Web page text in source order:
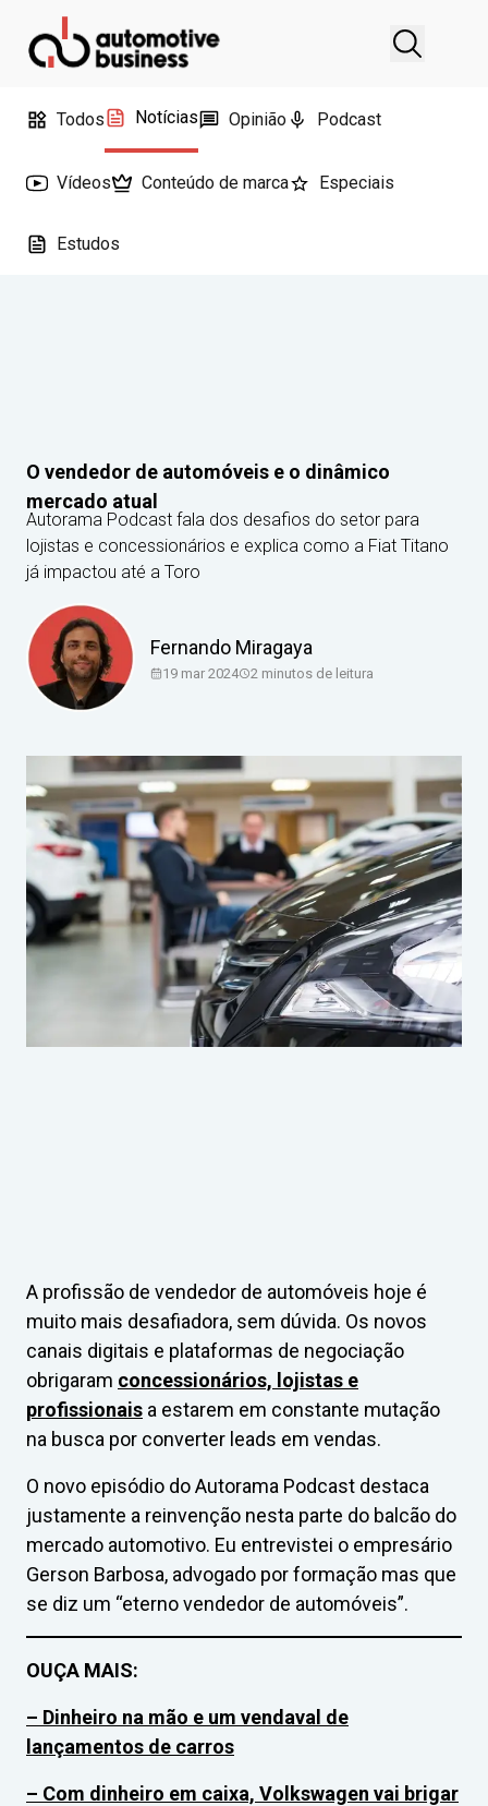
Todos Notícias Opinião Podcast
Vídeos Conteúdo de marca Especiais
Estudos
O vendedor de automóveis e o dinâmico
mercado atual
Autorama Podcast fala dos desafios do setor para
lojistas e concessionários e explica como a Fiat Titano
já impactou até a Toro
Fernando Miragaya
19 mar 2024 2 minutos de leitura
A profissão de vendedor de automóveis hoje é
muito mais desafiadora, sem dúvida. Os novos
canais digitais e plataformas de negociação
obrigaram concessionários, lojistas e
profissionais a estarem em constante mutação
na busca por converter leads em vendas.
O novo episódio do Autorama Podcast destaca
justamente a reinvenção nesta parte do balcão do
mercado automotivo. Eu entrevistei o empresário
Gerson Barbosa, advogado por formação mas que
se diz um “eterno vendedor de automóveis”.
OUÇA MAIS:
– Dinheiro na mão e um vendaval de
lançamentos de carros
– Com dinheiro em caixa, Volkswagen vai brigar